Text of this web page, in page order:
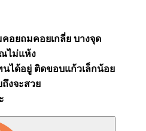
คอยถมคอยเกลี่ย บางจุด
ไม่แห้ง
นได้อยู่ ติดขอบแก้วเล็กน้อย
ถึงจะสวย